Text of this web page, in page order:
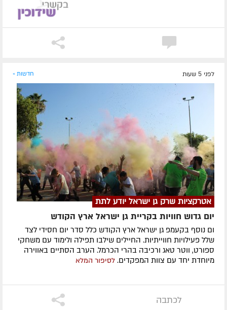
לפני 5 שעות חדשות »
אטרקציות שרק גן ישראל יודע לתת
יום גדוש חוויות בקריית גן ישראל ארץ הקודש
ום נוסף בקעמפ גן ישראל ארץ הקודש כלל סדר יום חסידי לצד
שלל פעילויות חווייתיות. החיילים שילבו תפילה ולימוד עם משחקי
ספורט, ווטר טאג ורכיבה בהרי הכרמל. הערב הסתיים באווירה
מיוחדת יחד עם צוות המפקדים. לסיפור המלא
לכתבה